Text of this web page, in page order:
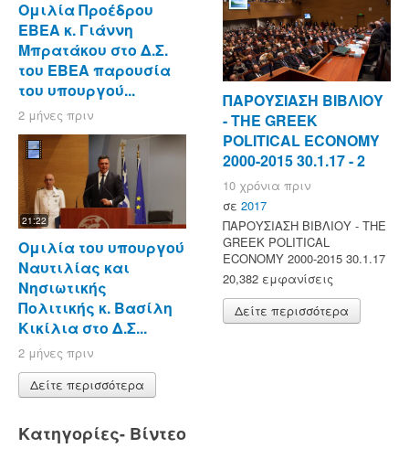
Ομιλία Προέδρου
ΕΒΕΑ κ. Γιάννη
Μπρατάκου στο Δ.Σ.
του ΕΒΕΑ παρουσία
του υπουργού...
2 μήνες πριν
21:22
Ομιλία του υπουργού
Ναυτιλίας και
Νησιωτικής
Πολιτικής κ. Βασίλη
Κικίλια στο Δ.Σ...
2 μήνες πριν
Δείτε περισσότερα
Κατηγορίες- Βίντεο
ΠΑΡΟΥΣΙΑΣΗ ΒΙΒΛΙΟΥ
- ΤΗΕ GREEK
POLITICAL ECONOMY
2000-2015 30.1.17 - 2
10 χρόνια πριν
σε 2017
ΠΑΡΟΥΣΙΑΣΗ ΒΙΒΛΙΟΥ - ΤΗΕ
GREEK POLITICAL
ECONOMY 2000-2015 30.1.17
20,382 εμφανίσεις
Δείτε περισσότερα